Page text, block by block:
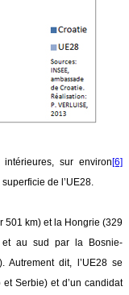
sur environ[6]
de l’UE28.
501 km) et la Hongrie (329
au sud par la Bosnie-
Autrement dit, l’UE28 se
Serbie) et d’un candidat